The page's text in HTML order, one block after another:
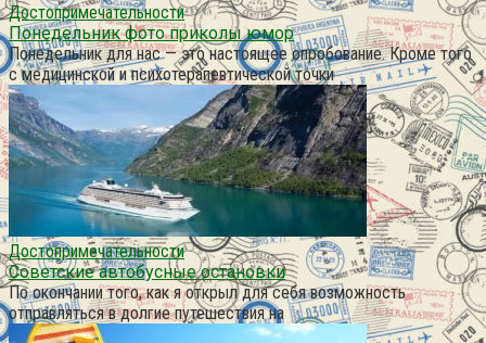
Достопримечательности
Понедельник фото приколы юмор
Понедельник для нас — это настоящее опробование. Кроме того
с медицинской и психотерапевтической точки
Достопримечательности
Советские автобусные остановки
По окончании того, как я открыл для себя возможность
отправляться в долгие путешествия на